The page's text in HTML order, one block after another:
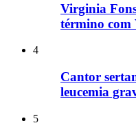
Virginia
término com
4
Cantor
leucemia
5